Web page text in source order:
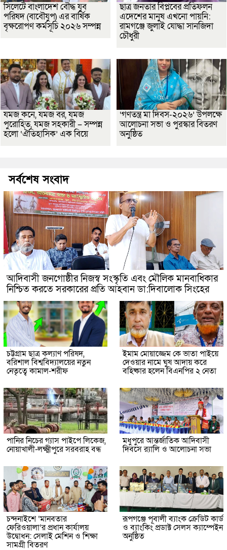
সিলেটে বাংলাদেশ বৌদ্ধ যুব
পরিষদ (বাবৌযুপ) এর বার্ষিক
বৃক্ষরোপণ কর্মসূচি ২০২৬ সম্পন্ন
ছাত্র জনতার বিপ্লবের প্রতিফলন
এদেশের মানুষ এখনো পায়নি:
রামগঞ্জে জুলাই যোদ্ধা সানজিদা
চৌধুরী
যমজ কনে, যমজ বর, যমজ
পুরোহিত, যমজ সহকারী – সম্পন্ন
হলো ‘ঐতিহাসিক’ এক বিয়ে
‘গণতন্ত্র মা দিবস-২০২৬’ উপলক্ষে
আলোচনা সভা ও পুরস্কার বিতরণ
অনুষ্ঠিত
সর্বশেষ সংবাদ
আদিবাসী জনগোষ্ঠীর নিজস্ব সংস্কৃতি এবং মৌলিক মানবাধিকার
নিশ্চিত করতে সরকারের প্রতি আহবান ডা:দিবালোক সিংহের
চট্টগ্রাম ছাত্র কল্যাণ পরিষদ,
বরিশাল বিশ্ববিদ্যালয়ের নতুন
নেতৃত্বে কামাল-শরীফ
ইমাম মোয়াজ্জেম কে ভাতা পাইয়ে
দেওয়ার নামে ঘুষ আদায় করে
বহিষ্কার হলেন বিএনপির ২ নেতা
পানির নিচের গ্যাস পাইপে লিকেজ,
নোয়াখালী-লক্ষ্মীপুরে সরবরাহ বন্ধ
মধুপুরে আন্তর্জাতিক আদিবাসী
দিবসে র‍্যালি ও আলোচনা সভা
চন্দনাইশে ‘মানবতার
ফেরিওয়ালা’র প্রধান কার্যালয়
উদ্বোধন: সেলাই মেশিন ও শিক্ষা
সামগ্রী বিতরণ
রূপগঞ্জে পূবালী ব্যাংক ক্রেডিট কার্ড
ও ব্যাংকিং প্রডাক্ট সেলস ক্যাম্পেইন
অনুষ্ঠিত